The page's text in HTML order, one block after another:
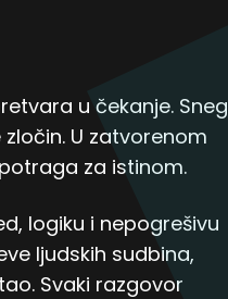
u čekanje. Sneg
U zatvorenom
za istinom.
logiku i nepogrešivu
ljudskih sudbina,
Svaki razgovor